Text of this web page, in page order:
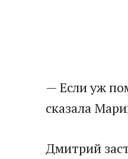
— Если уж
сказала
Дмитрий